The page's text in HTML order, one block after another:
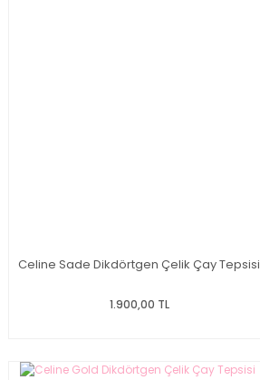
Celine Sade Dikdörtgen Çelik Çay Tepsisi
1.900,00 TL